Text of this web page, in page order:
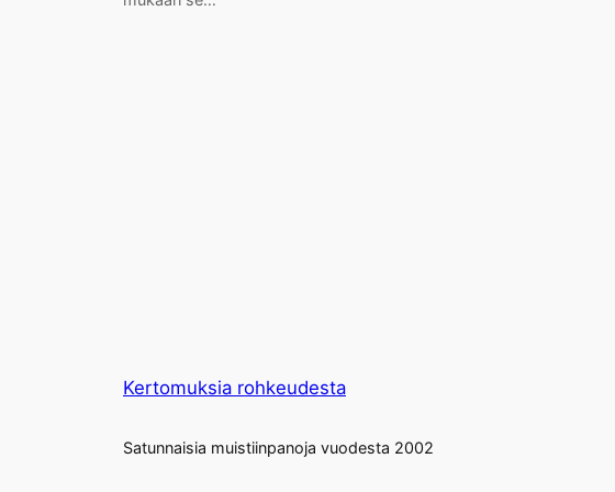
Kertomuksia rohkeudesta
Satunnaisia muistiinpanoja vuodesta 2002